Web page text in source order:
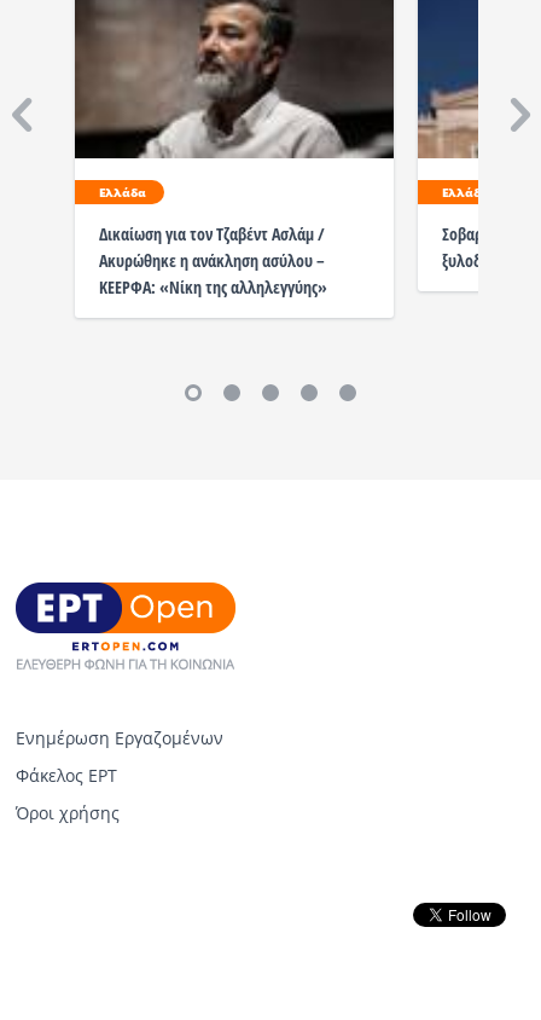
Ελλάδα
Δικαίωση για τον Τζαβέντ Ασλάμ /
Ακυρώθηκε η ανάκληση ασύλου –
ΚΕΕΡΦΑ: «Νίκη της αλληλεγγύης»
Ελλάδα
Σοβαρή
ξυλοδαρμό
Ενημέρωση Εργαζομένων
Φάκελος ΕΡΤ
Όροι χρήσης